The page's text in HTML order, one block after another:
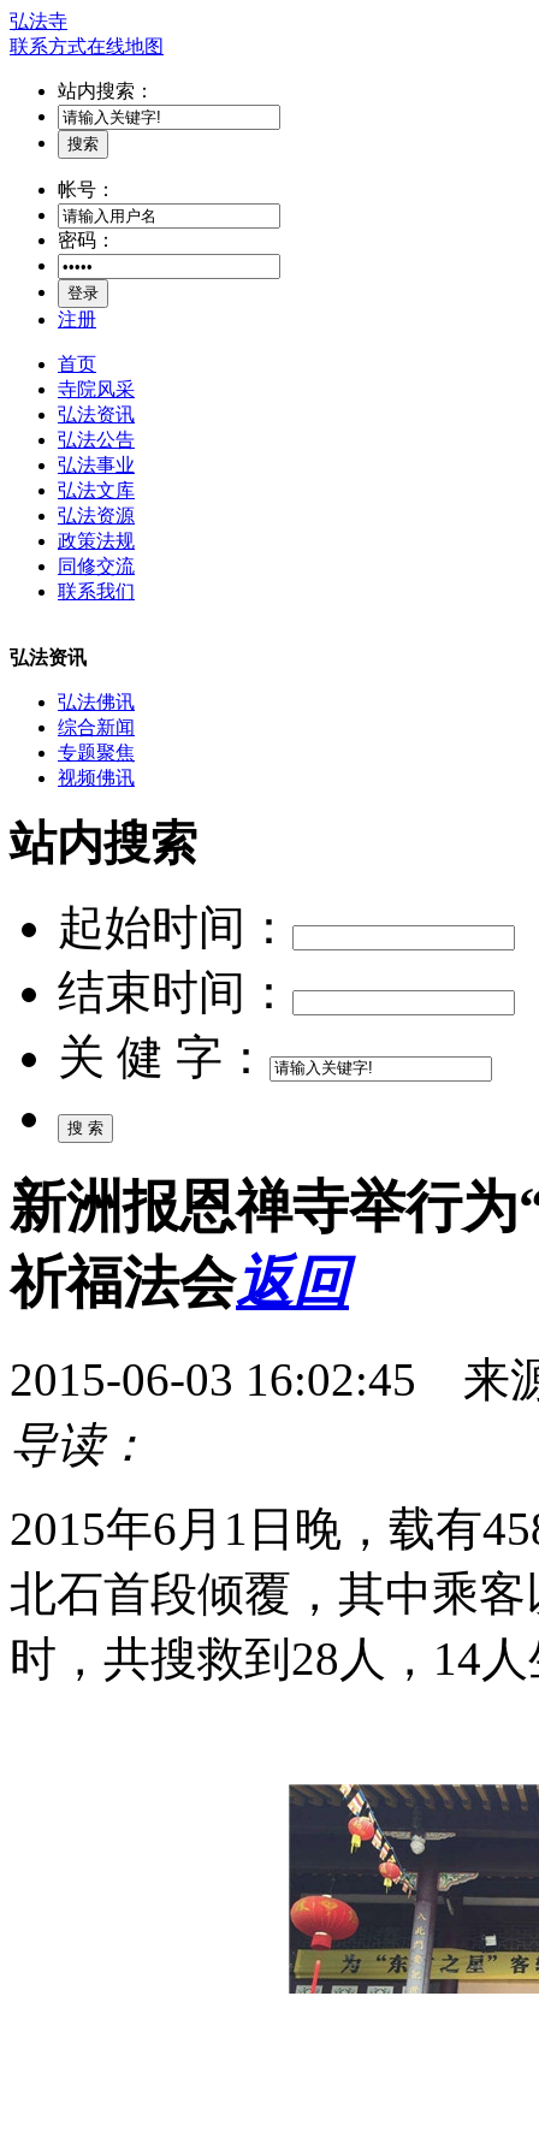
弘法寺
联系方式在线地图
站内搜索：
搜索
帐号：
密码：
登录
注册
首页
寺院风采
弘法资讯
弘法公告
弘法事业
弘法文库
弘法资源
政策法规
同修交流
联系我们
弘法资讯
弘法佛讯
综合新闻
专题聚焦
视频佛讯
站内搜索
起始时间：
结束时间：
关 健 字：
新洲报恩禅寺举行
祈福法会返回
2015-06-03 16:02:45
导读：
2015年6月1日晚，载有
北石首段倾覆，其中乘
时，共搜救到28人，14